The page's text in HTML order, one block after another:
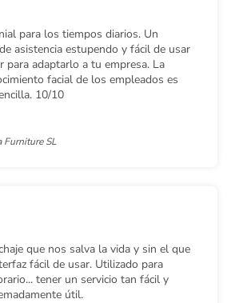
para los tiempos diarios. Un
asistencia estupendo y fácil de usar
para adaptarlo a tu empresa. La
facial de los empleados es
10/10
Furniture SL
que nos salva la vida y sin el que
fácil de usar. Utilizado para
tener un servicio tan fácil y
útil.